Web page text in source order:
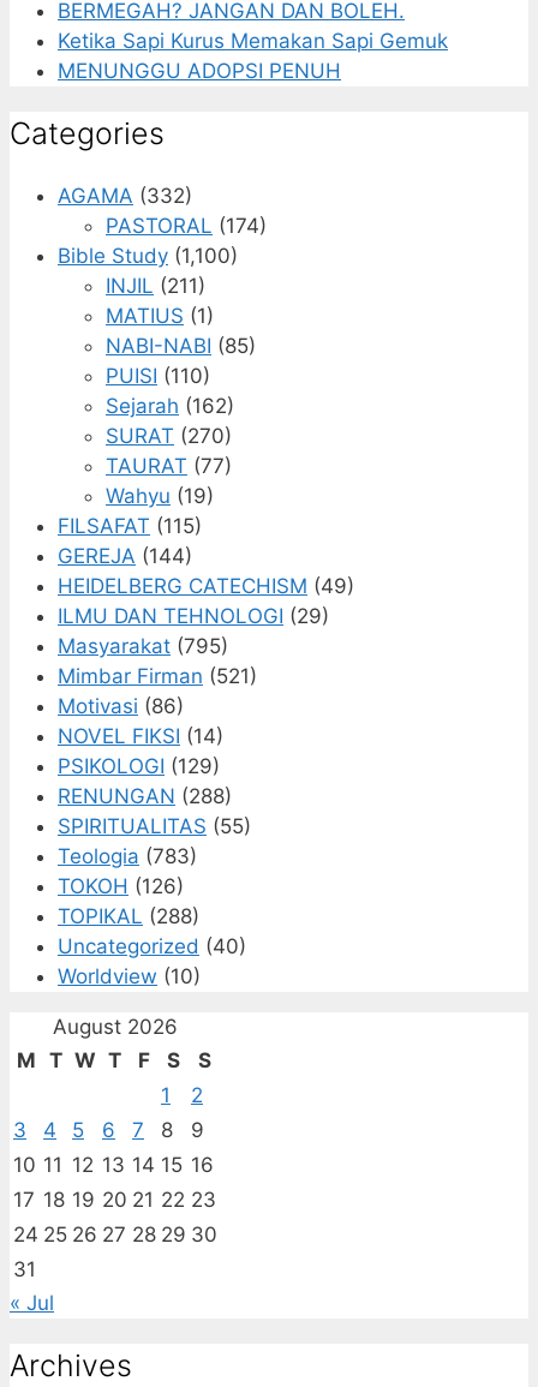
BERMEGAH? JANGAN DAN BOLEH.
Ketika Sapi Kurus Memakan Sapi Gemuk
MENUNGGU ADOPSI PENUH
Categories
AGAMA (332)
PASTORAL (174)
Bible Study (1,100)
INJIL (211)
MATIUS (1)
NABI-NABI (85)
PUISI (110)
Sejarah (162)
SURAT (270)
TAURAT (77)
Wahyu (19)
FILSAFAT (115)
GEREJA (144)
HEIDELBERG CATECHISM (49)
ILMU DAN TEHNOLOGI (29)
Masyarakat (795)
Mimbar Firman (521)
Motivasi (86)
NOVEL FIKSI (14)
PSIKOLOGI (129)
RENUNGAN (288)
SPIRITUALITAS (55)
Teologia (783)
TOKOH (126)
TOPIKAL (288)
Uncategorized (40)
Worldview (10)
August 2026
M T W T F S
S
1
2
3
4 5 6 7 8
9
10 11 12 13 14 15 16
17 18 19 20 21 22 23
24 25 26 27 28 29 30
31
« Jul
Archives